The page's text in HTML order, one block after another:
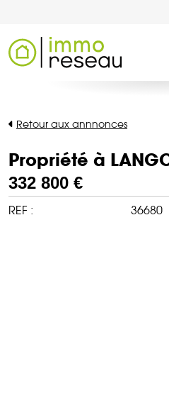
Retour aux annnonces
Propriété à
332 800 €
REF : 36680